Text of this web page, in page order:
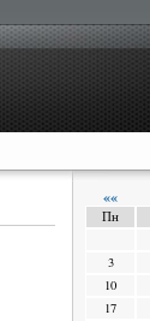
««
Пн
3
10
17